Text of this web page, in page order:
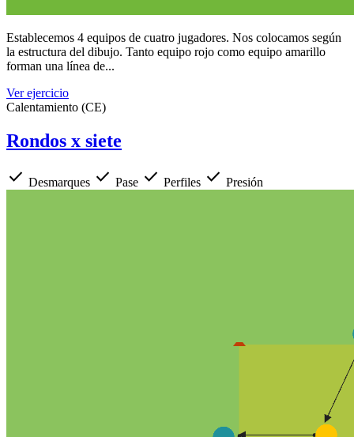
Establecemos 4 equipos de cuatro jugadores. Nos colocamos según
la estructura del dibujo. Tanto equipo rojo como equipo amarillo
forman una línea de...
Ver ejercicio
Calentamiento (CE)
Rondos x siete
check Desmarques check Pase check Perfiles check Presión